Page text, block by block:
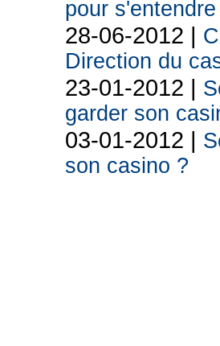
pour s'entendre
28-06-2012 |
Direction du
23-01-2012 |
garder son
03-01-2012 |
son casino ?